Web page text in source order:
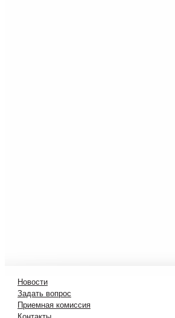
Новости
Задать вопрос
Приемная комиссия